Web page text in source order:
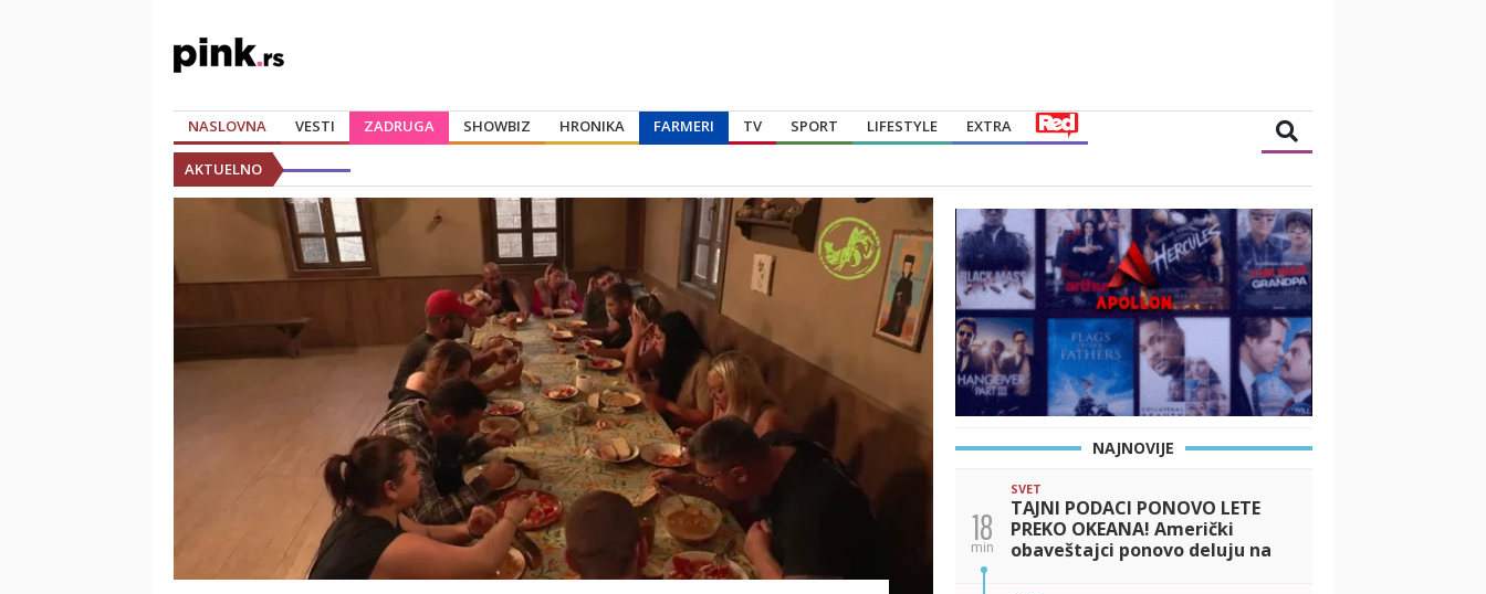
NASLOVNA VESTI ZADRUGA SHOWBIZ HRONIKA FARMERI TV SPORT LIFESTYLE EXTRA
AKTUELNO
NAJNOVIJE
18
min
SVET
TAJNI PODACI PONOVO LETE
PREKO OKEANA! Američki
obaveštajci ponovo deluju na